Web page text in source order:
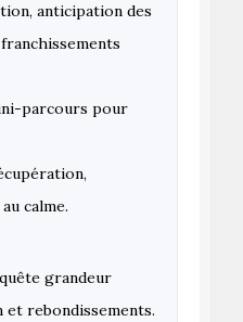
anticipation des
parcours pour
calme.
grandeur
rebondissements.